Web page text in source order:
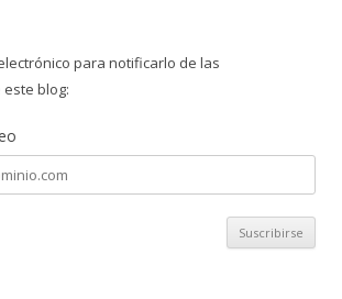
para notificarlo de las
blog: